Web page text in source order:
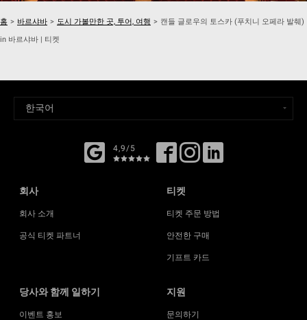
홈 > 바르샤바 > 도시 가볼만한 곳, 투어, 여행 > 캔들 글로우의 토스카 (푸치니 오페라 발췌)
in 바르샤바 | 티켓
4,9/5
회사
회사 소개
공식 티켓 파트너
티켓
티켓 주문 방법
안전한 구매
기프트 카드
당사와 함께 일하기
이벤트 홍보
지원
문의하기